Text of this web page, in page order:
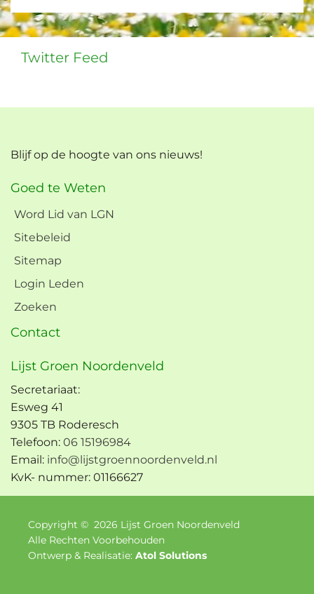
Twitter Feed
Blijf op de hoogte van ons nieuws!
Goed te Weten
Word Lid van LGN
Sitebeleid
Sitemap
Login Leden
Zoeken
Contact
Lijst Groen Noordenveld
Secretariaat:
Esweg 41
9305 TB Roderesch
Telefoon: 06 15196984
Email: info@lijstgroennoordenveld.nl
KvK- nummer: 01166627
Copyright © 2026 Lijst Groen Noordenveld
Alle Rechten Voorbehouden
Ontwerp & Realisatie: Atol Solutions